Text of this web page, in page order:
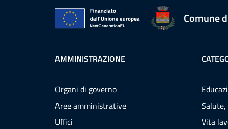
Comune
AMMINISTRAZIONE
Organi di governo
Aree amministrative
Uffici
Salute,
Vita